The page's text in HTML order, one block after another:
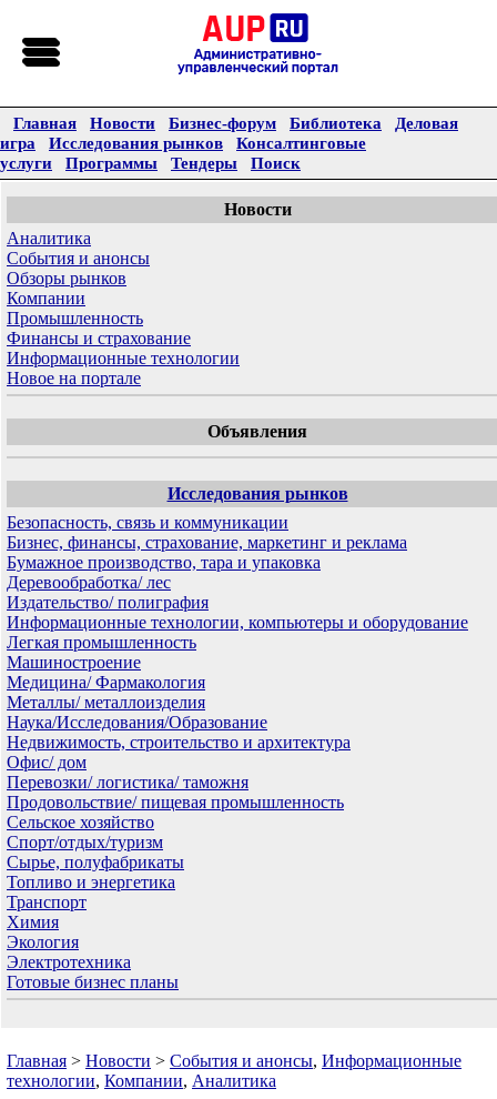
Главная Новости Бизнес-форум Библиотека
Деловая
игра
Исследования рынков
Консалтинговые
услуги
Программы Тендеры Поиск
Новости
Аналитика
События и анонсы
Обзоры рынков
Компании
Промышленность
Финансы и страхование
Информационные технологии
Новое на портале
Объявления
Исследования рынков
Безопасность, связь и коммуникации
Бизнес, финансы, страхование, маркетинг и реклама
Бумажное производство, тара и упаковка
Деревообработка/ лес
Издательство/ полиграфия
Информационные технологии, компьютеры и оборудование
Легкая промышленность
Машиностроение
Медицина/ Фармакология
Металлы/ металлоизделия
Наука/Исследования/Образование
Недвижимость, строительство и архитектура
Офис/ дом
Перевозки/ логистика/ таможня
Продовольствие/ пищевая промышленность
Сельское хозяйство
Спорт/отдых/туризм
Сырье, полуфабрикаты
Топливо и энергетика
Транспорт
Химия
Экология
Электротехника
Готовые бизнес планы
Главная > Новости > События и анонсы, Информационные
технологии, Компании, Аналитика